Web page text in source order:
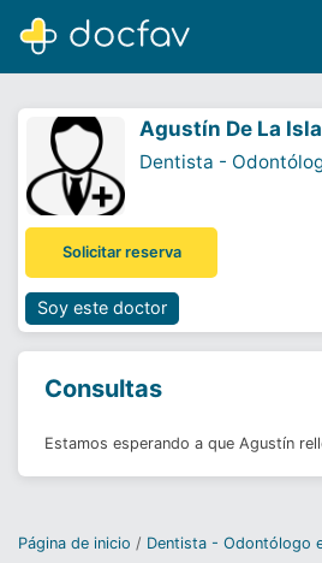
Software para
¿Eres un
Agustín De La
Dentista -
Solicitar reserva
Soy este doctor
Consultas
Estamos esperando a que Agustín
Página de inicio Dentista - Odontólogo